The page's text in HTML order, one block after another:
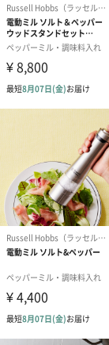
安心・安全の伝
電気ケトルの生み
洗練されたデザイ
価を得ている、イ
＜パッケージにつ
白と黒を基調にし
食卓をスタイリ